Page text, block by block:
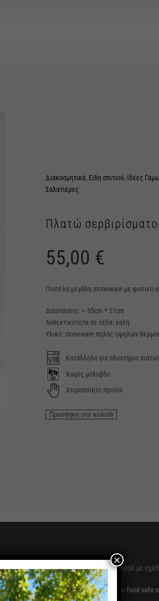
Διακοσμητικά, Είδη σπιτιού, Ιδέες
Σαλατιέρες
Πλατώ
55,00 €
Πιατέλα μεγάλη stoneware με φυσικό
Διαστάσεις: ~ 35cm * 21cm
Ανθεκτικότητα σε οξέα: καλή
Υλικό: stoneware πηλός υψηλών
Κατάλληλο για πλυντήριο
Χωρίς μόλυβδο
Χειροποίητο προϊόν
Πλατώ
Προσθήκη στο καλάθι
Πιατέλα – πλατώ σερβιρίσματος οβάλ με
Τα χειροποίητα κεραμικά μας είναι food safe
×